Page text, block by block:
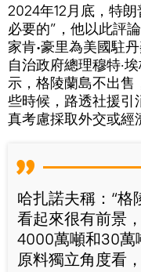
2024年12月底，特
必要的”，他以此評
家肯∙豪里為美國駐
自治政府總理穆特·
示，格陵蘭島不出售
些時候，路透社援引
真考慮採取外交或經
哈扎諾夫稱：“格
看起來很有前景
4000萬噸和30萬
原料獨立角度看